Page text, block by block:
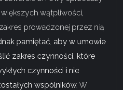
wątpliwości,
prowadzonej przez nią
pamiętać, aby w umowie
zakres czynności, które
czynności i nie
wspólników. W